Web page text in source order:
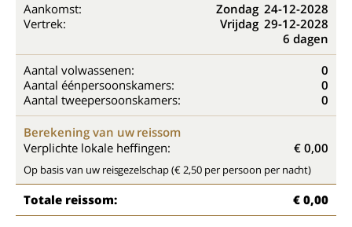
Aankomst: Zondag 24-12-2028
Vertrek:
Vrijdag 29-12-2028
6 dagen
Aantal volwassenen:
0
Aantal éénpersoonskamers:
0
Aantal tweepersoonskamers:
0
Berekening van uw reissom
Verplichte lokale heffingen:
€ 0,00
Op basis van uw reisgezelschap (€ 2,50 per persoon per nacht)
Totale reissom: € 0,00